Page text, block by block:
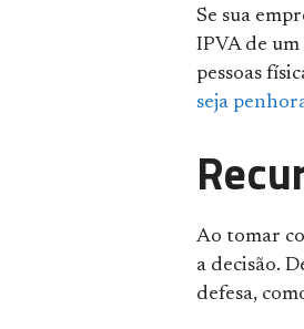
Se sua
IPVA de um
pessoas
seja
Ao tomar
a decisão.
defesa,